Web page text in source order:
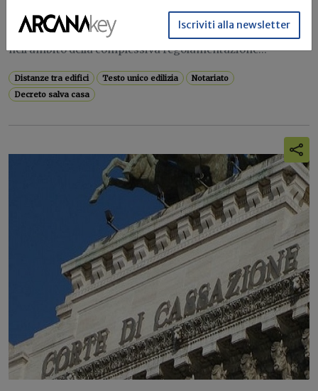
Il documento analizza la disciplina delle distanze legali
nell’ambito della complessiva regolamentazione...
Distanze tra edifici Testo unico edilizia
Notariato
Decreto salva casa
Iscriviti alla newsletter